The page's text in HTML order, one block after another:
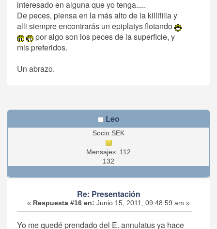
interesado en alguna que yo tenga.....
De peces, piensa en la más alto de la killifilia y
alli siempre encontrarás un epiplatys flotando
por algo son los peces de la superficie, y
mis preferidos.
Un abrazo.
Leo
Socio SEK
Mensajes: 112
132
Re: Presentación
« Respuesta #16 en: Junio 15, 2011, 09:48:59 am »
Yo me quedé prendado del E. annulatus ya hace